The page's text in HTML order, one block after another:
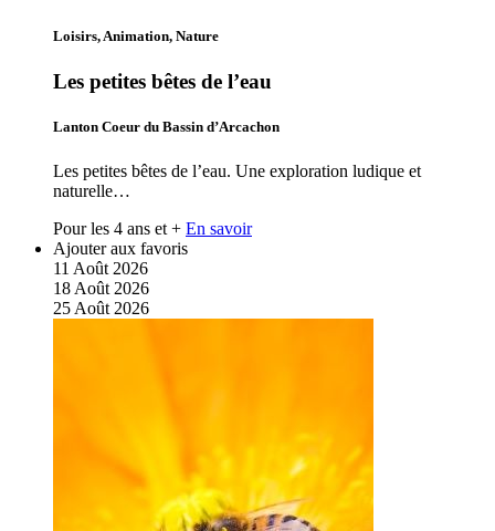
Loisirs, Animation, Nature
Les petites bêtes de l’eau
Lanton Coeur du Bassin d’Arcachon
Les petites bêtes de l’eau. Une exploration ludique et
naturelle…
Pour les 4 ans et + En savoir
Ajouter aux favoris
11 Août 2026
18 Août 2026
25 Août 2026